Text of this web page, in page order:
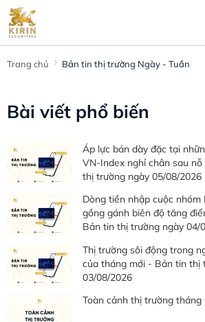
Trang chủ Bản tin thị trường Ngày - Tuần
Bài viết phổ biến
Áp lực bán dày đặc tại
VN-Index nghỉ chân sau
thị trường ngày 05/08/2026
Dòng tiền nhập cuộc nhóm
gồng gánh biên độ tăng
Bản tin thị trường ngày 04/
Thị trường sôi động trong
của tháng mới - Bản tin thị
03/08/2026
Toàn cảnh thị trường tháng